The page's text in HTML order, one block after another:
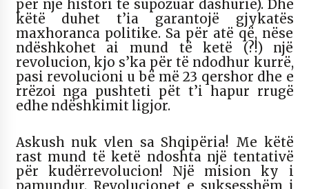
për nje histori të supozuar dashurie). Dhe
këtë duhet t’ia garantojë gjykatës
maxhoranca politike. Sa për atë që, nëse
ndëshkohet ai mund të ketë (?!) një
revolucion, kjo s’ka për të ndodhur kurrë,
pasi revolucioni u bë më 23 qershor dhe e
rrëzoi nga pushteti pët t’i hapur rrugë
edhe ndëshkimit ligjor.
Askush nuk vlen sa Shqipëria! Me këtë
rast mund të ketë ndoshta një tentativë
për kudërrevolucion! Një mision ky i